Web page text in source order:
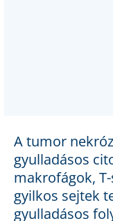
A tumor
gyulladásos
makrofágok,
gyilkos sejtek
gyulladásos